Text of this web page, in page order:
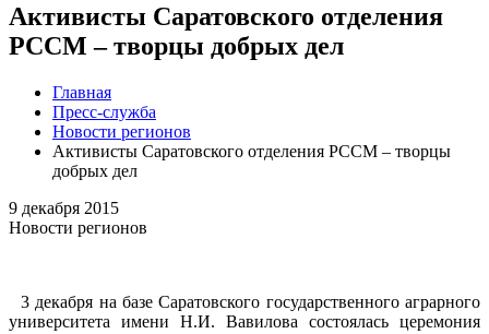
Активисты Саратовского отделения
РССМ – творцы добрых дел
Главная
Пресс-служба
Новости регионов
Активисты Саратовского отделения РССМ – творцы
добрых дел
9 декабря 2015
Новости регионов
3 декабря на базе Саратовского государственного аграрного
университета имени Н.И. Вавилова состоялась церемония